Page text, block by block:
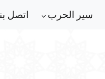
سير الحرب اتصل